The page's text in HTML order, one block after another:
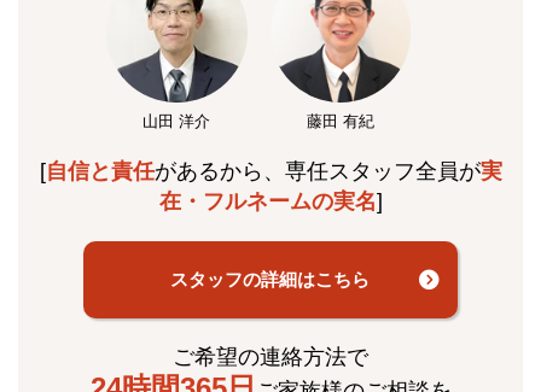
山田 洋介 藤田 有紀
[自信と責任があるから、専任スタッフ全員が実
在・フルネームの実名]
スタッフの詳細はこちら
ご希望の連絡方法で